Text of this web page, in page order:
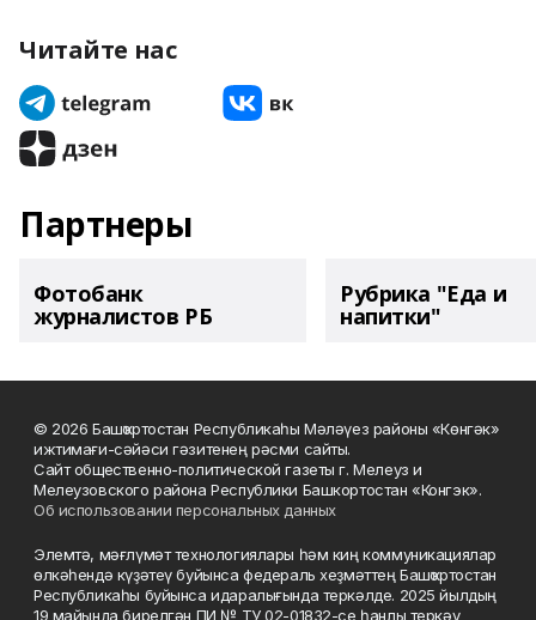
Читайте нас
Партнеры
Фотобанк
журналистов РБ
Рубрика "Еда и
напитки"
© 2026 Башҡортостан Республикаһы Мәләүез районы «Көнгәк»
ижтимағи-сәйәси гәзитенең рәсми сайты.
Сайт общественно-политической газеты г. Мелеуз и
Мелеузовского района Республики Башкортостан «Конгэк».
Об использовании персональных данных
Элемтә, мәғлүмәт технологиялары һәм киң коммуникациялар
өлкәһендә күҙәтеү буйынса федераль хеҙмәттең Башҡортостан
Республикаһы буйынса идаралығында теркәлде. 2025 йылдың
19 майында бирелгән ПИ № ТУ 02-01832-се һанлы теркәү